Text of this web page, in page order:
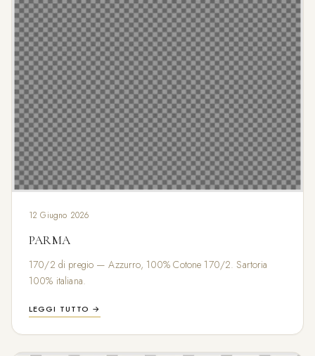
12 Giugno 2026
PARMA
170/2 di pregio — Azzurro, 100% Cotone 170/2. Sartoria
100% italiana.
LEGGI TUTTO →